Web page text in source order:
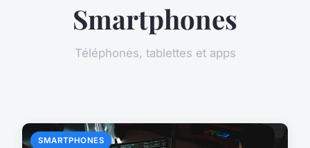
Smartphones
Téléphones, tablettes et apps
SMARTPHONES